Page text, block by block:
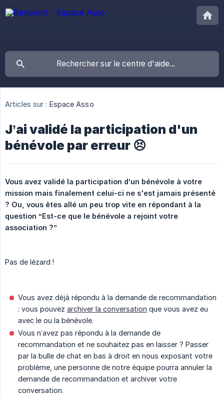
Articles sur : Espace Asso
J’ai validé la participation d'un
bénévole par erreur 😣
Vous avez validé la participation d’un bénévole à votre
mission mais finalement celui-ci ne s'est jamais présenté
? Ou, vous êtes allé un peu trop vite en répondant à la
question “Est-ce que le bénévole a rejoint votre
association ?”
Pas de lézard !
Vous avez déjà répondu à la demande de recommandation
: vous pouvez archiver la conversation que vous avez eu
avec le ou la bénévole.
Vous n’avez pas répondu à la demande de
recommandation et ne souhaitez pas en laisser ? Passer
par la bulle de chat en bas à droit en nous exposant votre
problème, une personne de notre équipe pourra annuler la
demande de recommandation et archiver votre
conversation.